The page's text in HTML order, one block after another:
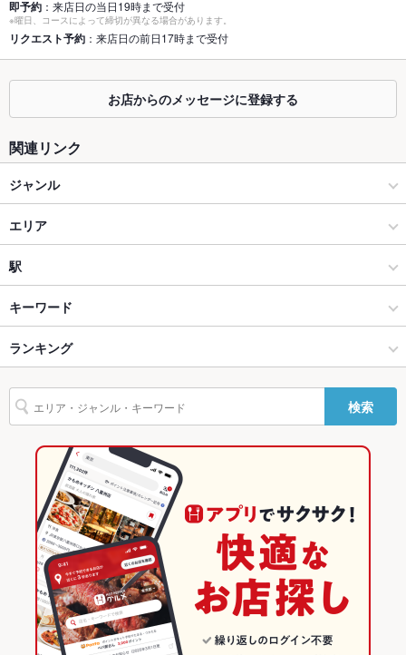
座敷 なし
掘りごたつ なし
カウンター なし
ソファー あり
テラス席
貸切
設備
Wi-Fi
ー
駐車場
その他設備 －
その他
飲み放題 あり ：2時間制
食べ放題 なし
カクテル充実、日本酒充実、ワイン充実
お子様連れ お子様連れ歓迎
ウェディン
グパーティ
ー二次会
柔軟に対応可能です。
即予約 ：来店日の当日19時まで受付
※曜日、コースによって締切が異なる場合があります。
リクエスト予約 ：来店日の前日17時まで受付
お店からのメッセージに登録する
関連リンク
ジャンル
イタリアン・フレンチ
イタリアン
琴似・円山公園 中央・西・手稲 × イタリアン・フレンチ
琴似・円山公園 中央・西・手稲 × イタリアン
西２８丁目駅 × イタリアン・フレンチ
西２８丁目駅 × イタリアン
エリア
札幌市西区
札幌市西区 × イタリアン・フレンチ
札幌市西区 × イタリアン
北海道
北海道 × イタリアン・フレンチ
北海道 × イタリアン
駅
西２８丁目駅
キーワード
ハヤシライス
ランキング
北海道のグルメランキング
北海道のイタリアン・フレンチランキング
北海道のイタリアンランキング
琴似・円山公園 中央・西・手稲のグルメランキング
琴似・円山公園 中央・西・手稲のイタリアン・フレンチランキ
琴似・円山公園 中央・西・手稲のイタリアンランキング
札幌市西区のグルメランキング
検索